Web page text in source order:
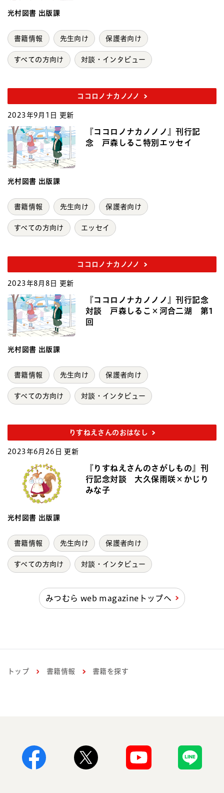
光村図書 出版課
書籍情報 先生向け 保護者向け
すべての方向け 対談・インタビュー
ココロノナカノノノ
2023年9月1日 更新
『ココロノナカノノノ』刊行記
念 戸森しるこ特別エッセイ
光村図書 出版課
書籍情報 先生向け 保護者向け
すべての方向け エッセイ
ココロノナカノノノ
2023年8月8日 更新
『ココロノナカノノノ』刊行記念
対談 戸森しるこ×河合二湖 第1
回
光村図書 出版課
書籍情報 先生向け 保護者向け
すべての方向け 対談・インタビュー
りすねえさんのおはなし
2023年6月26日 更新
『りすねえさんのさがしもの』刊
行記念対談 大久保雨咲×かじり
みな子
光村図書 出版課
書籍情報 先生向け 保護者向け
すべての方向け 対談・インタビュー
みつむら web magazineトップへ
トップ 書籍情報 書籍を探す